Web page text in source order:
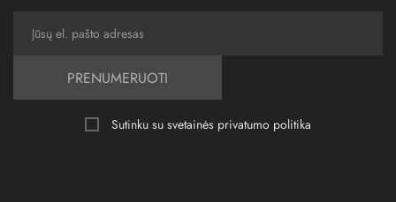
PRENUMERUOTI
Sutinku su svetainės privatumo politika